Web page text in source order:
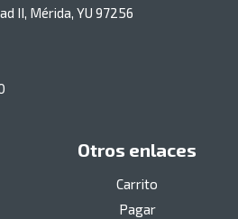
II, Mérida, YU 97256
Otros enlaces
Carrito
Pagar